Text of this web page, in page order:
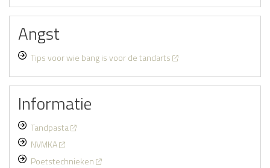
Angst
Tips voor wie bang is voor de tandarts
Informatie
Tandpasta
NVMKA
Poetstechnieken